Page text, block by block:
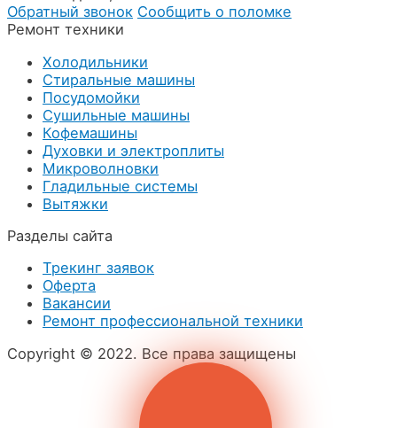
Обратный звонок Сообщить о поломке
Ремонт техники
Холодильники
Стиральные машины
Посудомойки
Сушильные машины
Кофемашины
Духовки и электроплиты
Микроволновки
Гладильные системы
Вытяжки
Разделы сайта
Трекинг заявок
Оферта
Вакансии
Ремонт профессиональной техники
Copyright © 2022. Все права защищены